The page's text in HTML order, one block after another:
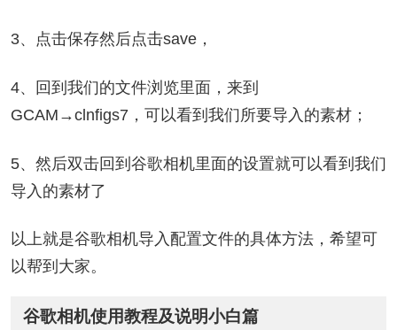
3、点击保存然后点击save，
4、回到我们的文件浏览里面，来到
GCAM→clnfigs7，可以看到我们所要导入的素材；
5、然后双击回到谷歌相机里面的设置就可以看到我们
导入的素材了
以上就是谷歌相机导入配置文件的具体方法，希望可
以帮到大家。
谷歌相机使用教程及说明小白篇